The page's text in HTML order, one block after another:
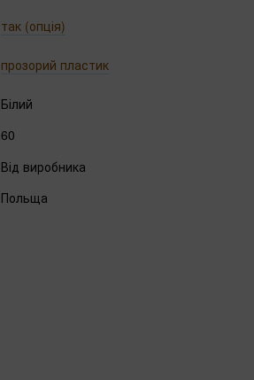
так (опція)
прозорий пластик
Білий
60
Від виробника
Польща